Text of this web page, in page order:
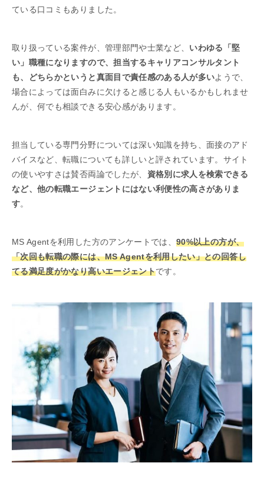
ている口コミもありました。
取り扱っている案件が、管理部門や士業など、 いわゆる「堅
い」職種になりますので、担当するキャリアコンサルタント
も、どちらかというと真面目で責任感のある人が多いようで、
場合によっては面白みに欠けると感じる人もいるかもしれませ
んが、何でも相談できる安心感があります。
担当している専門分野については深い知識を持ち、面接のアド
バイスなど、転職についても詳しいと評されています。サイト
の使いやすさは賛否両論でしたが、 資格別に求人を検索できる
など、他の転職エージェントにはない利便性の高さがありま
す。
MS Agentを利用した方のアンケートでは、90%以上の方が、
「次回も転職の際には、MS Agentを利用したい」との回答し
てる満足度がかなり高いエージェントです。